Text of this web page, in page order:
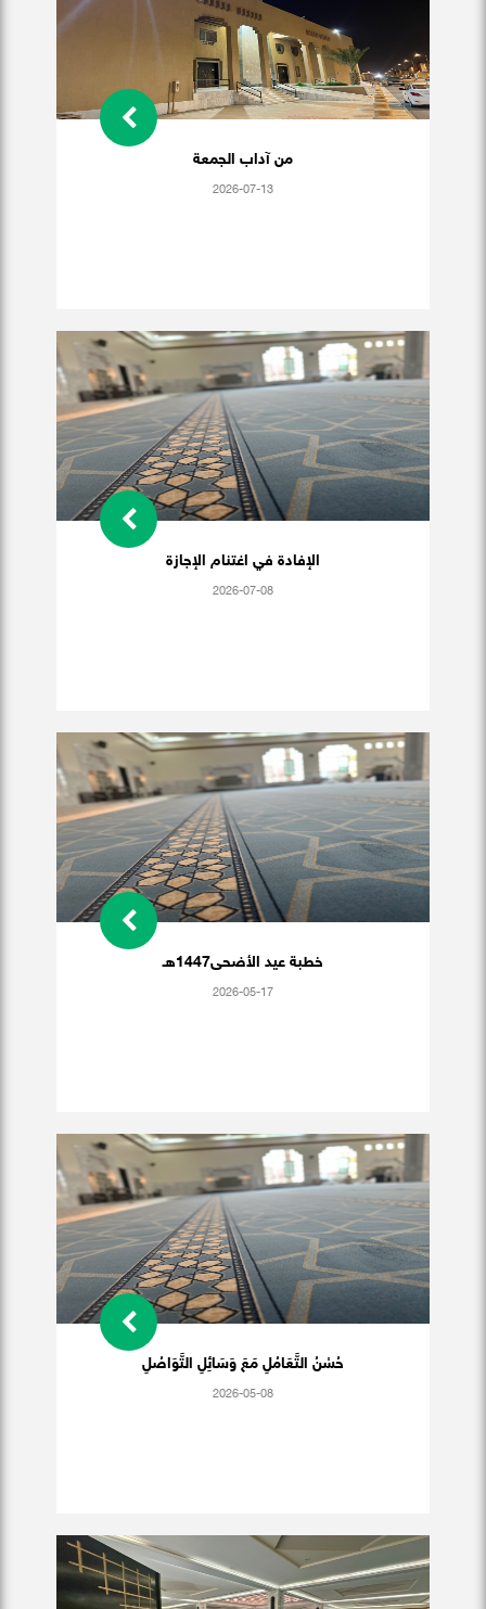
من آداب الجمعة
2026-07-13
الإفادة في اغتنام الإجازة
2026-07-08
خطبة عيد الأضحى1447هـ
2026-05-17
حُسْنُ التَّعَامُلِ مَعَ وَسَائِلِ التَّوَاصُلِ
2026-05-08